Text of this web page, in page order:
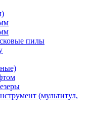
пилы
(мультитул,